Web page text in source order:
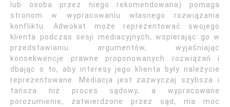
lub osoba przez niego rekomendowana) pomaga
stronom w wypracowaniu własnego rozwiązania
konfliktu. Adwokat może reprezentować swojego
klienta podczas sesji mediacyjnych, wspierając go w
przedstawianiu argumentów, wyjaśniając
konsekwencje prawne proponowanych rozwiązań i
dbając o to, aby interesy jego klienta były należycie
reprezentowane. Mediacja jest zazwyczaj szybsza i
tańsza niż proces sądowy, a wypracowane
porozumienie, zatwierdzone przez sąd, ma moc